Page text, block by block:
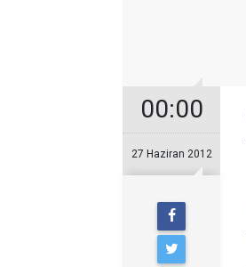
00:00
27 Haziran 2012